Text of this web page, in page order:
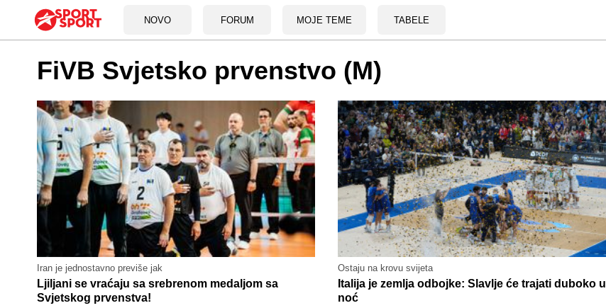
NOVO FORUM MOJE TEME TABELE
FiVB Svjetsko prvenstvo (M)
Iran je jednostavno previše jak
Ljiljani se vraćaju sa srebrenom medaljom sa
Svjetskog prvenstva!
Ostaju na krovu svijeta
Italija je zemlja odbojke: Slavlje će trajati duboko u
noć